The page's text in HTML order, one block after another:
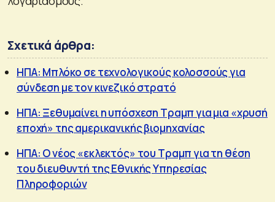
Σχετικά άρθρα:
ΗΠΑ: Μπλόκο σε τεχνολογικούς κολοσσούς για
σύνδεση με τον κινεζικό στρατό
ΗΠΑ: Ξεθυμαίνει η υπόσχεση Τραμπ για μια «χρυσή
εποχή» της αμερικανικής βιομηχανίας
ΗΠΑ: Ο νέος «εκλεκτός» του Τραμπ για τη θέση
του διευθυντή της Εθνικής Υπηρεσίας
Πληροφοριών